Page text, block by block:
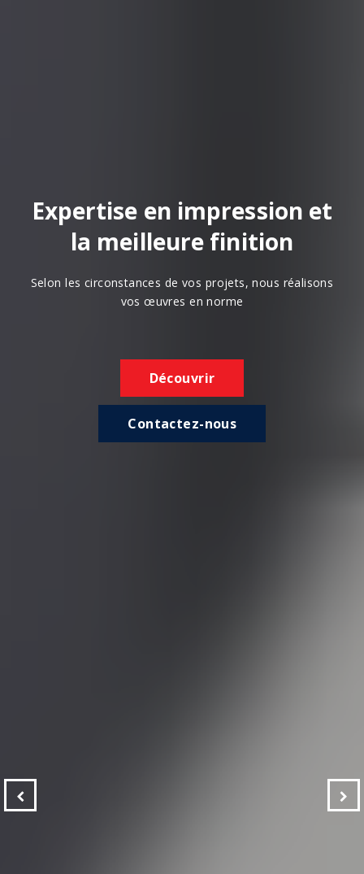
Expertise en impression et
la meilleure finition
Selon les circonstances de vos projets, nous réalisons
vos œuvres en norme
Découvrir
Contactez-nous